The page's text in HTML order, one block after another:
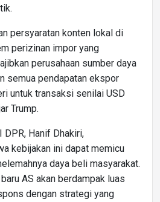
persyaratan konten lokal di
perizinan impor yang
perusahaan sumber daya
semua pendapatan ekspor
untuk transaksi senilai USD
Trump.
Hanif Dhakiri,
kebijakan ini dapat memicu
daya beli masyarakat.
AS akan berdampak luas
dengan strategi yang